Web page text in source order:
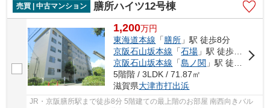
売買 | 中古マンション
膳所ハイツ12号棟
1,200万円
東海道本線 「膳所 」駅 徒歩8分
京阪石山坂本線 「石場 」駅 徒歩7分
京阪石山坂本線 「島ノ関 」駅 徒歩14分
5階階 / 3LDK / 71.87㎡
滋賀県大津市打出浜
JR・京阪膳所駅まで徒歩8分 5階建ての最上階のお部屋 南西向きバル